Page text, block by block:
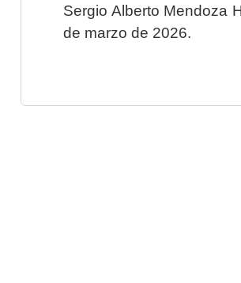
Sergio Alberto Mendoza
de marzo de 2026.